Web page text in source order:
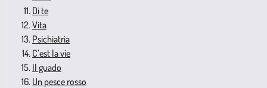
Di te
Vita
Psichiatria
C’est la vie
Il guado
Un pesce rosso